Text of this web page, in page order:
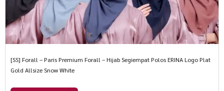
[SS] Forall – Paris Premium Forall – Hijab Segiempat Polos ERINA Logo Plat
Gold Allsize Snow White